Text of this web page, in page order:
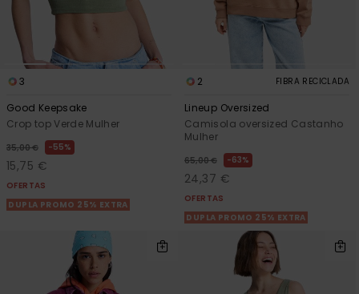
3
Good Keepsake
Crop top Verde Mulher
35,00 € 55%
15,75 €
OFERTAS
DUPLA PROMO 25% EXTRA
2 FIBRA RECICLADA
Lineup Oversized
Camisola oversized Castanho
Mulher
65,00 € 63%
24,37 €
OFERTAS
DUPLA PROMO 25% EXTRA